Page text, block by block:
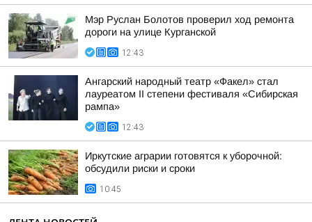
Мэр Руслан Болотов проверил ход ремонта
дороги на улице Курганской
12:43
Ангарский народный театр «Факел» стал
лауреатом II степени фестиваля «Сибирская
рампа»
12:43
Иркутские аграрии готовятся к уборочной:
обсудили риски и сроки
10:45